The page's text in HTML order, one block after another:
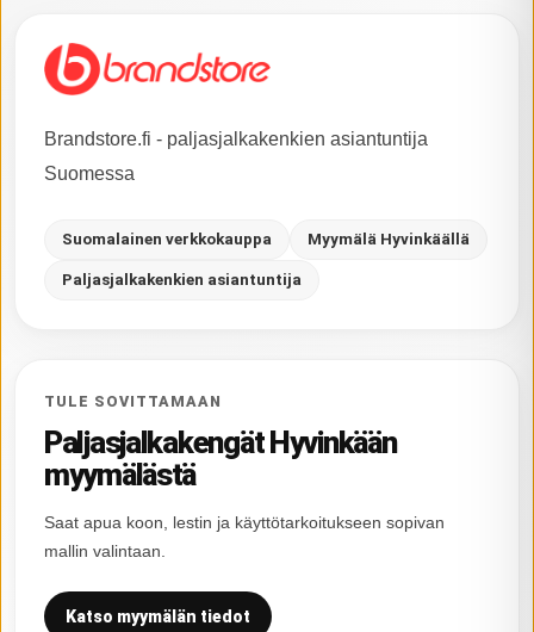
Brandstore.fi - paljasjalkakenkien asiantuntija
Suomessa
Suomalainen verkkokauppa Myymälä Hyvinkäällä
Paljasjalkakenkien asiantuntija
TULE SOVITTAMAAN
Paljasjalkakengät Hyvinkään
myymälästä
Saat apua koon, lestin ja käyttötarkoitukseen sopivan
mallin valintaan.
Katso myymälän tiedot